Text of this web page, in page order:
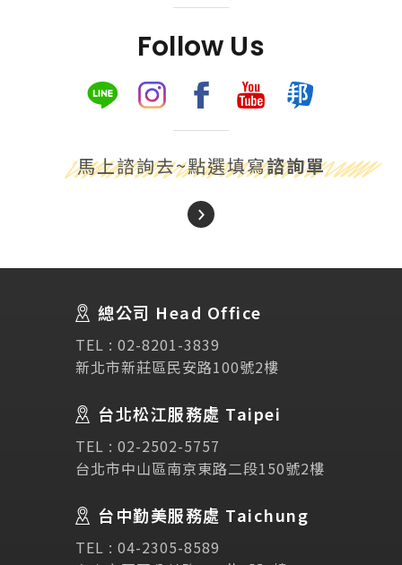
諮詢表單
About Us 關於我們
講座活動
Testimonial 學生推薦
Links 相關連結
Follow Us
馬上諮詢去~點選填寫諮詢單
總公司 Head Office
TEL : 02-8201-3839
新北市新莊區民安路100號2樓
台北松江服務處 Taipei
TEL : 02-2502-5757
台北市中山區南京東路二段150號2樓
台中勤美服務處 Taichung
TEL : 04-2305-8589